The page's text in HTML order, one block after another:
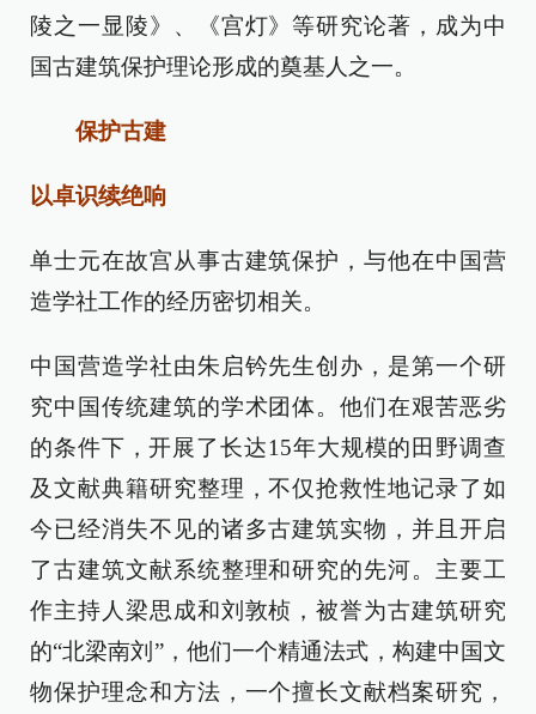
陵之一显陵》、《宫灯》等研究论著，成为中
国古建筑保护理论形成的奠基人之一。
保护古建
以卓识续绝响
单士元在故宫从事古建筑保护，与他在中国营
造学社工作的经历密切相关。
中国营造学社由朱启钤先生创办，是第一个研
究中国传统建筑的学术团体。他们在艰苦恶劣
的条件下，开展了长达15年大规模的田野调查
及文献典籍研究整理，不仅抢救性地记录了如
今已经消失不见的诸多古建筑实物，并且开启
了古建筑文献系统整理和研究的先河。主要工
作主持人梁思成和刘敦桢，被誉为古建筑研究
的“北梁南刘”，他们一个精通法式，构建中国文
物保护理念和方法，一个擅长文献档案研究，